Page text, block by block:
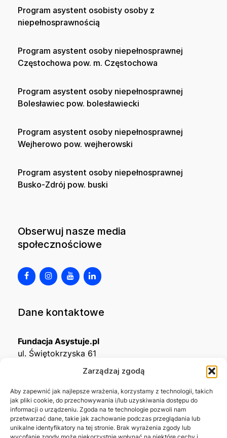
Zarządzaj zgodą
Aby zapewnić jak najlepsze wrażenia, korzystamy z technologii, takich
jak pliki cookie, do przechowywania i/lub uzyskiwania dostępu do
informacji o urządzeniu. Zgoda na te technologie pozwoli nam
przetwarzać dane, takie jak zachowanie podczas przeglądania lub
unikalne identyfikatory na tej stronie. Brak wyrażenia zgody lub
Program asystent osobisty osoby z
niepełnosprawnością
Program asystent osoby niepełnosprawnej
Częstochowa pow. m. Częstochowa
Program asystent osoby niepełnosprawnej
Bolesławiec pow. bolesławiecki
Program asystent osoby niepełnosprawnej
Wejherowo pow. wejherowski
Program asystent osoby niepełnosprawnej
Busko-Zdrój pow. buski
Obserwuj nasze media
społecznościowe
Dane kontaktowe
Fundacja Asystuje.pl
ul. Świętokrzyska 61
KRS0001215994
NIP5492488380
REGON543667703